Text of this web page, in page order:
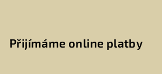
Přijímáme online platby